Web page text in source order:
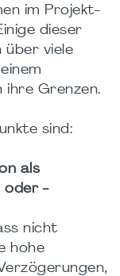
im Projekt-
dieser
über viele
ihre Grenzen.
sind:
als
oder -
nicht
hohe